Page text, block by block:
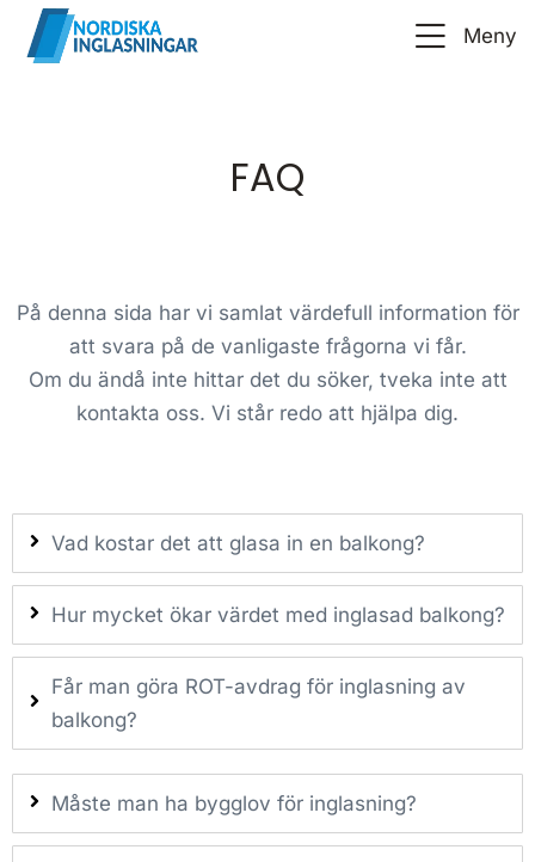
Meny
FAQ
På denna sida har vi samlat värdefull information för
att svara på de vanligaste frågorna vi får.
Om du ändå inte hittar det du söker, tveka inte att
kontakta oss. Vi står redo att hjälpa dig.
Vad kostar det att glasa in en balkong?
Hur mycket ökar värdet med inglasad balkong?
Får man göra ROT-avdrag för inglasning av
balkong?
Måste man ha bygglov för inglasning?